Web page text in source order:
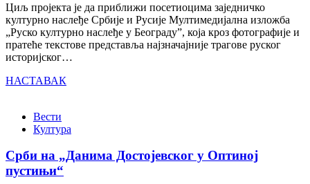
Циљ пројекта је да приближи посетиоцима заједничко
културно наслеђе Србије и Русије Мултимедијална изложба
„Руско културно наслеђе у Београду”, која кроз фотографије и
пратеће текстове представља најзначајније трагове руског
историјског…
НАСТАВАК
Вести
Култура
Срби на „Данима Достојевског у Оптиној
пустињи“